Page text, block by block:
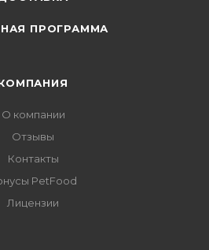
ПРОГРАММА
О компании
Отзывы
Контакты
PetFood
Лицензии